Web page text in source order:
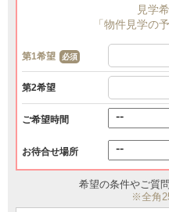
見学
「物件見学の
第1希望 必須
第2希望
ご希望時間
お待合せ場所
希望の条件やご質
※全角